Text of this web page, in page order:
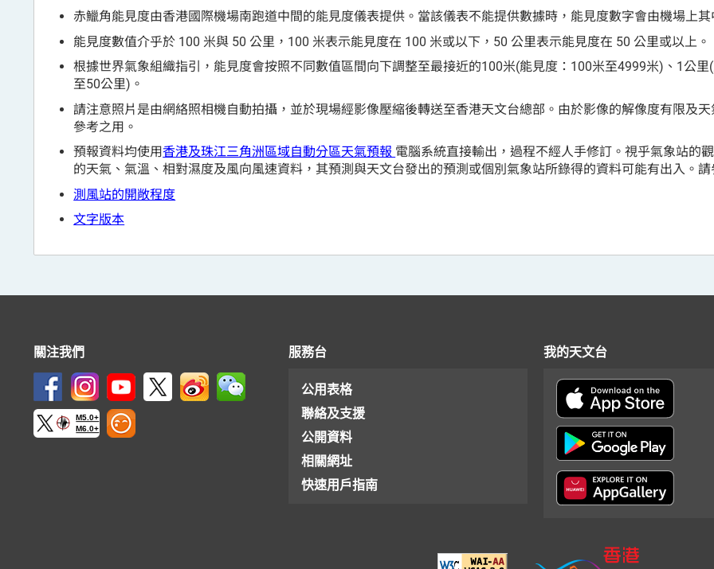
赤鱲角能見度由香港國際機場南跑道中間的能見度儀表提供。當該儀表不能提供數據時，能見度數字會由機場上其
能見度數值介乎於 100 米與 50 公里，100 米表示能見度在 100 米或以下，50 公里表示能見度在 50 公里或以上。
根據世界氣象組織指引，能見度會按照不同數值區間向下調整至最接近的100米(能見度：100米至4999米)、1公
至50公里)。
請注意照片是由網絡照相機自動拍攝，並於現場經影像壓縮後轉送至香港天文台總部。由於影像的解像度有限及
參考之用。
預報資料均使用香港及珠江三角洲區域自動分區天氣預報 電腦系統直接輸出，過程不經人手修訂。視乎氣象站的
的天氣、氣溫、相對濕度及風向風速資料，其預測與天文台發出的預測或個別氣象站所錄得的資料可能有出入。
測風站的開敞程度
文字版本
關注我們
M5.0+
M6.0+
服務台
公用表格
聯絡及支援
公開資料
相關網址
快速用戶指南
我的天文台